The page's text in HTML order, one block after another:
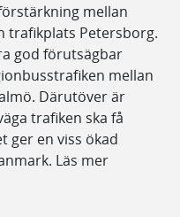
mellan
trafikplats Petersborg.
god förutsägbar
mellan
Därutöver är
trafiken ska få
ger en viss ökad
Läs mer